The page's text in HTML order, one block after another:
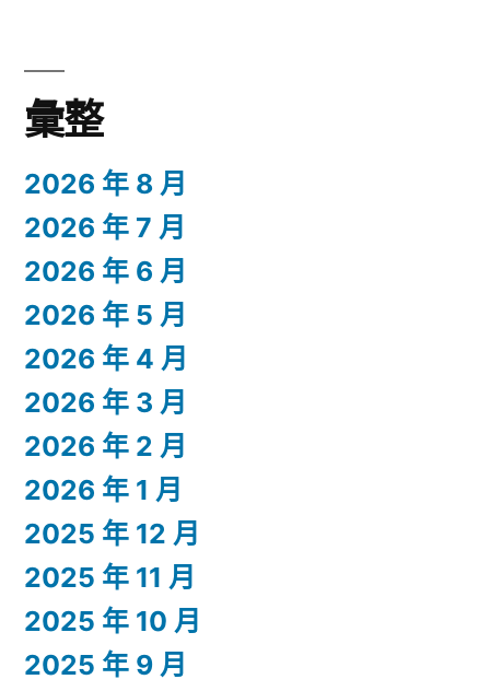
彙整
2026 年 8 月
2026 年 7 月
2026 年 6 月
2026 年 5 月
2026 年 4 月
2026 年 3 月
2026 年 2 月
2026 年 1 月
2025 年 12 月
2025 年 11 月
2025 年 10 月
2025 年 9 月